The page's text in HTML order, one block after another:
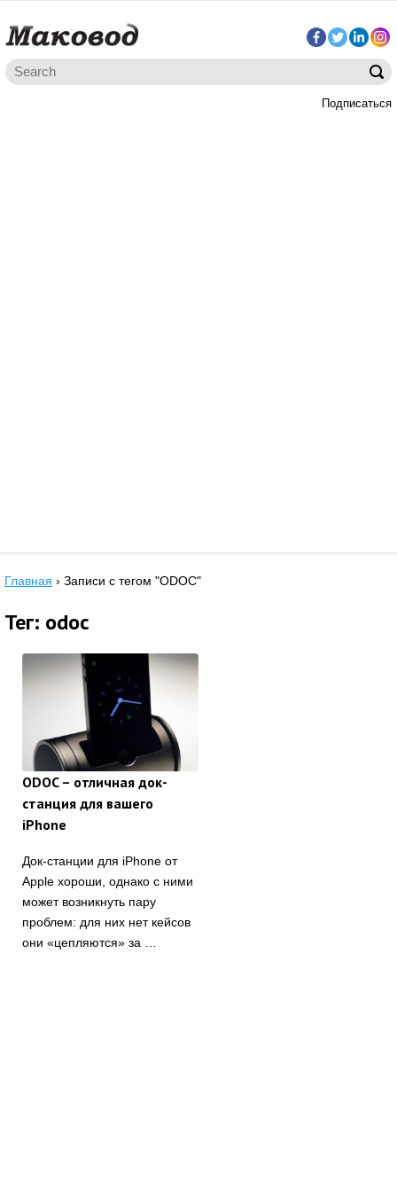
Подписаться
Главная › Записи с тегом "ODOC"
Тег: odoc
ODOC – отличная док-
станция для вашего
iPhone
Док-станции для iPhone от
Apple хороши, однако с ними
может возникнуть пару
проблем: для них нет кейсов
они «цепляются» за …